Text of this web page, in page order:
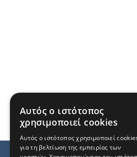
Αυτός ο ιστότοπος
χρησιμοποιεί cookies
Αυτός ο ιστότοπος χρησιμοποιεί
για τη βελτίωση της εμπειρίας των